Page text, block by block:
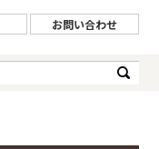
お問い合わせ